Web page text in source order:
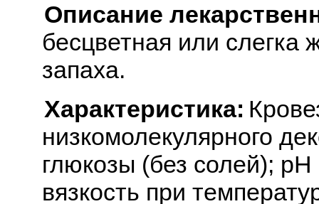
Описание
бесцветная или слегка
запаха.
Характеристика:
низкомолекулярного
глюкозы (без солей);
вязкость при